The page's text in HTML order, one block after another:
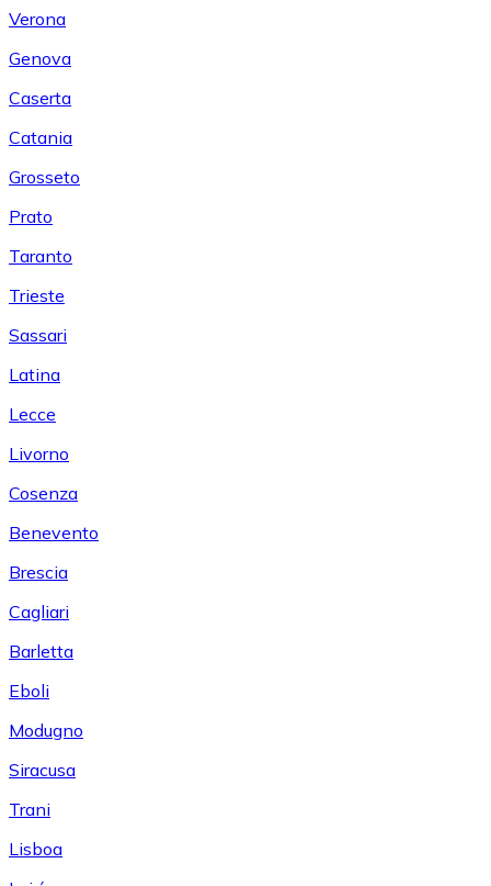
Verona
Genova
Caserta
Catania
Grosseto
Prato
Taranto
Trieste
Sassari
Latina
Lecce
Livorno
Cosenza
Benevento
Brescia
Cagliari
Barletta
Eboli
Modugno
Siracusa
Trani
Lisboa